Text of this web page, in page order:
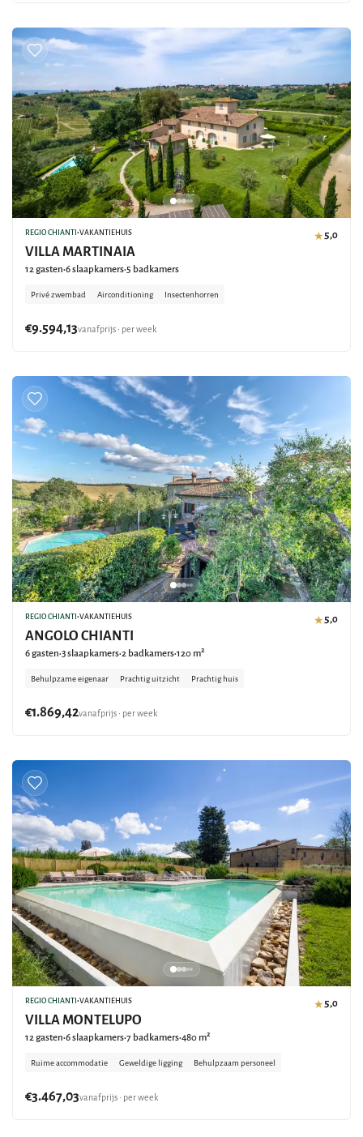
★5,0
REGIO CHIANTI •VAKANTIEHUIS
VILLA MARTINAIA
12 gasten•6 slaapkamers•5 badkamers
Privé zwembad Airconditioning Insectenhorren
€9.594,13vanafprijs • per week
★5,0
REGIO CHIANTI •VAKANTIEHUIS
ANGOLO CHIANTI
6 gasten•3 slaapkamers•2 badkamers•120 m²
Behulpzame eigenaar Prachtig uitzicht Prachtig huis
€1.869,42vanafprijs • per week
★5,0
REGIO CHIANTI •VAKANTIEHUIS
VILLA MONTELUPO
12 gasten•6 slaapkamers•7 badkamers•480 m²
Ruime accommodatie Geweldige ligging Behulpzaam personeel
€3.467,03vanafprijs • per week